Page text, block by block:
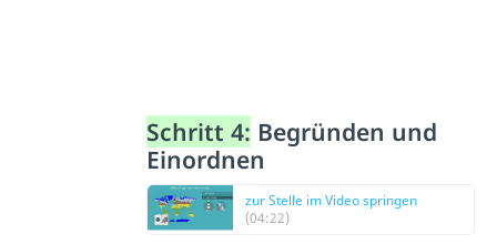
Schritt 4: Begründen und
Einordnen
zur Stelle im Video springen
(04:22)